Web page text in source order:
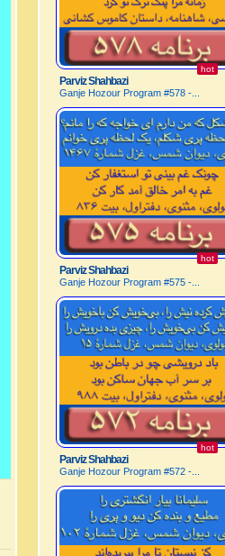
hot
Parviz Shahbazi
Ganje Hozour Program #578 -...
hot
Parviz Shahbazi
Ganje Hozour Program #575 -...
hot
Parviz Shahbazi
Ganje Hozour Program #572 -...